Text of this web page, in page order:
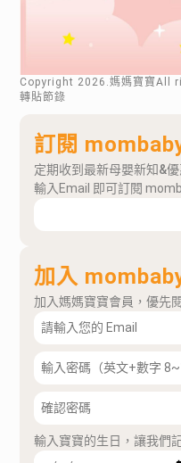
Copyright 2026 .媽媽寶寶All
轉貼節錄
訂閱
定期收到最新母嬰新知&優
輸入Email 即可訂閱
加入
加入媽媽寶寶會員，優先
輸入寶寶的生日，讓我們